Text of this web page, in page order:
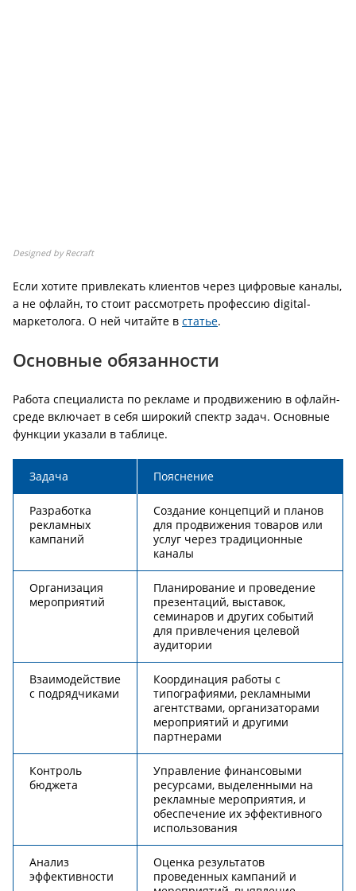
Designed by Recraft
Если хотите привлекать клиентов через цифровые каналы,
а не офлайн, то стоит рассмотреть профессию digital-
маркетолога. О ней читайте в статье.
Основные обязанности
Работа специалиста по рекламе и продвижению в офлайн-
среде включает в себя широкий спектр задач. Основные
функции указали в таблице.
Задача Пояснение
Разработка
рекламных
кампаний
Создание концепций и планов
для продвижения товаров или
услуг через традиционные
каналы
Организация
мероприятий
Планирование и проведение
презентаций, выставок,
семинаров и других событий
для привлечения целевой
аудитории
Взаимодействие
с подрядчиками
Координация работы с
типографиями, рекламными
агентствами, организаторами
мероприятий и другими
партнерами
Контроль
бюджета
Управление финансовыми
ресурсами, выделенными на
рекламные мероприятия, и
обеспечение их эффективного
использования
Анализ
эффективности
Оценка результатов
проведенных кампаний и